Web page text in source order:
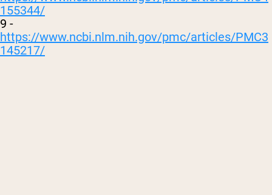
155344/
9 -
https://www.ncbi.nlm.nih.gov/pmc/articles/PMC3
145217/